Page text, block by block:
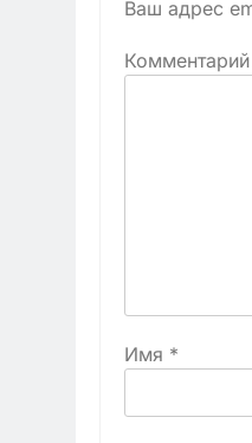
Ваш адрес
Комментарий
Имя *